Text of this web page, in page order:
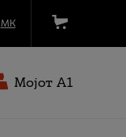
МК
Мојот A1